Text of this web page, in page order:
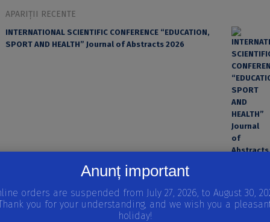
APARIȚII RECENTE
INTERNATIONAL SCIENTIFIC CONFERENCE “EDUCATION,
SPORT AND HEALTH” Journal of Abstracts 2026
Anunț important
orders are suspended from July 27, 2026, to August 30,
you for your understanding, and we wish you a
holiday!